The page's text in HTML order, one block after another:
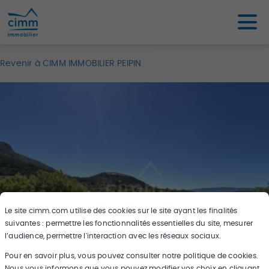
Le site cimm.comutilise des cookies sur le site ayant les finalités
suivantes : permettre les fonctionnalités essentielles du site, mesurer
l’audience, permettre l'interaction avec les réseaux sociaux.
Pour en savoir plus, vous pouvez consulter notre politique de cookies.
Revenir à CIMM IMMOBILIER PEIPIN
12photos